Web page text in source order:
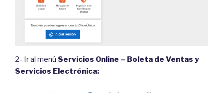
2- Ir al menú Servicios Online – Boleta de Ventas y
Servicios Electrónica: